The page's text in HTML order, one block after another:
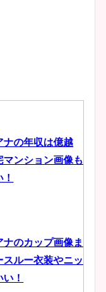
ってた時の体重が
原因や痩せたダ
ナのカップ画像ま
水着姿に年齢も
ナの年収は億越
マンション画像も
のカップ画像ま
スルー衣装やニッ
！